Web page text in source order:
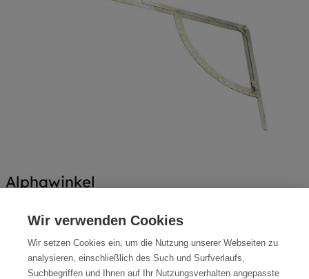
Alphawinkel
Dieses Produkt ist nicht länger verfügbar.
Bedingungen und Konditionen
Wir verwenden Cookies
Wir setzen Cookies ein, um die Nutzung unserer Webseiten zu
analysieren, einschließlich des Such und Surfverlaufs,
Suchbegriffen und Ihnen auf Ihr Nutzungsverhalten angepasste